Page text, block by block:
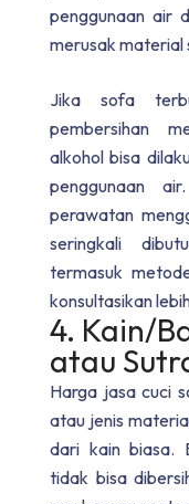
penggunaan air
merusak material
Jika sofa
pembersihan
alkohol bisa
penggunaan
perawatan
seringkali
termasuk
konsultasikan
4. Kain/
atau
Harga jasa cuci
atau jenis
dari kain biasa.
tidak bisa